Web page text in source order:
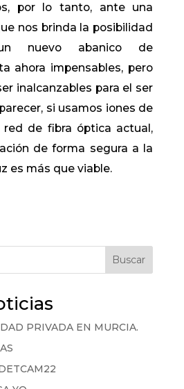
por lo tanto, ante una
nos brinda la posibilidad
nuevo abanico de
ahora impensables, pero
inalcanzables para el ser
si usamos iones de
red de fibra óptica actual,
de forma segura a la
es más que viable.
Buscar
PRIVADA EN MURCIA.